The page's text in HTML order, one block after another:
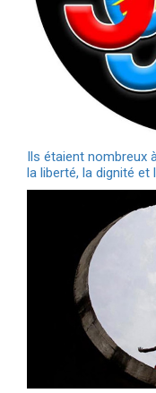
Ils étaient
la liberté, la dignité